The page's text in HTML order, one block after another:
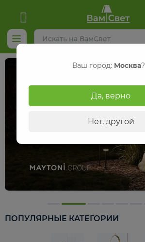
ПОПУЛЯРНЫЕ КАТЕГОРИИ
Ваш город: Москва?
Да, верно
Нет, другой